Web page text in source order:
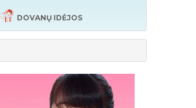
DOVANŲ IDĖJOS